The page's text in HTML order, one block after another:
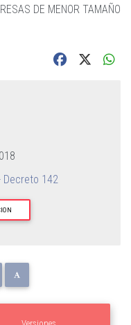
DE MENOR TAMAÑO
Decreto 142